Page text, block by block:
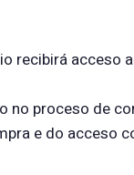
recibirá
no proceso de
e do acceso